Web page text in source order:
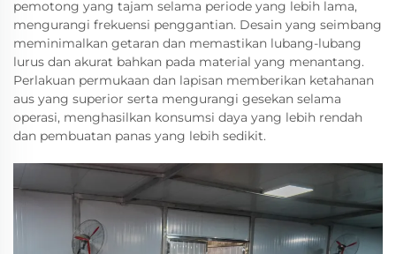
pemotong yang tajam selama periode yang lebih lama,
mengurangi frekuensi penggantian. Desain yang seimbang
meminimalkan getaran dan memastikan lubang-lubang
lurus dan akurat bahkan pada material yang menantang.
Perlakuan permukaan dan lapisan memberikan ketahanan
aus yang superior serta mengurangi gesekan selama
operasi, menghasilkan konsumsi daya yang lebih rendah
dan pembuatan panas yang lebih sedikit.